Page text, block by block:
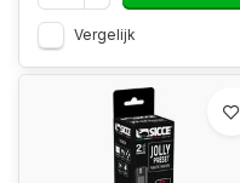
Vergelijk